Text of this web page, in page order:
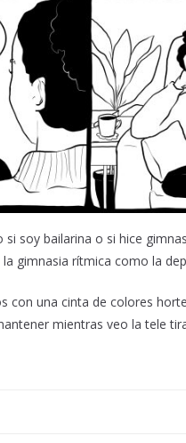
soy bailarina o si hice
gimnasia rítmica como la
con una cinta de colores
mientras veo la tele